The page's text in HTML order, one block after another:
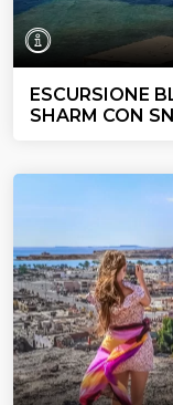
ESCURSIONE
SHARM CON